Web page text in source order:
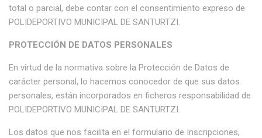
total o parcial, debe contar con el consentimiento expreso de
POLIDEPORTIVO MUNICIPAL DE SANTURTZI.
PROTECCIÓN DE DATOS PERSONALES
En virtud de la normativa sobre la Protección de Datos de
carácter personal, lo hacemos conocedor de que sus datos
personales, están incorporados en ficheros responsabilidad de
POLIDEPORTIVO MUNICIPAL DE SANTURTZI.
Los datos que nos facilita en el formulario de Inscripciones,